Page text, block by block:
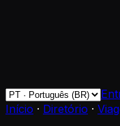
Início · Diretório ·